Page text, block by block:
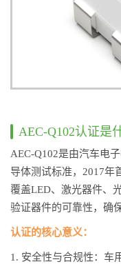
AEC-Q102认证是
AEC-Q102是由汽车电
导体测试标准，2017年
覆盖LED、激光器件、
验证器件的可靠性，确
认证的核心意义：
1. 安全性与合规性：车